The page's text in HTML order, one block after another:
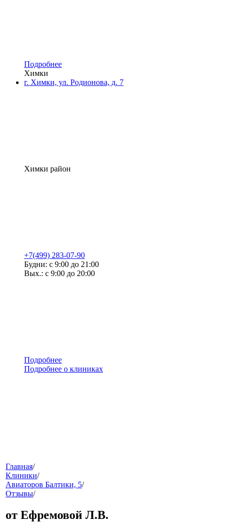
Подробнее
Химки
г. Химки, ул. Родионова, д. 7
Химки район
+7(499) 283-07-90
Будни: с 9:00 до 21:00
Вых.: с 9:00 до 20:00
Подробнее
Подробнее о клиниках
меню
Главная/
Клиники/
Авиаторов Балтики, 5/
Отзывы/
от Ефремовой Л.В.